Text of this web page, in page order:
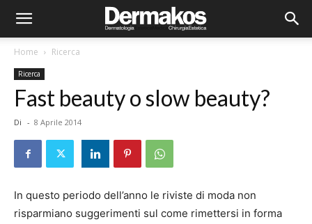
Home Ricerca
Ricerca
Fast beauty o slow beauty?
Di - 8 Aprile 2014
In questo periodo dell’anno le riviste di moda non
risparmiano suggerimenti sul come rimettersi in forma